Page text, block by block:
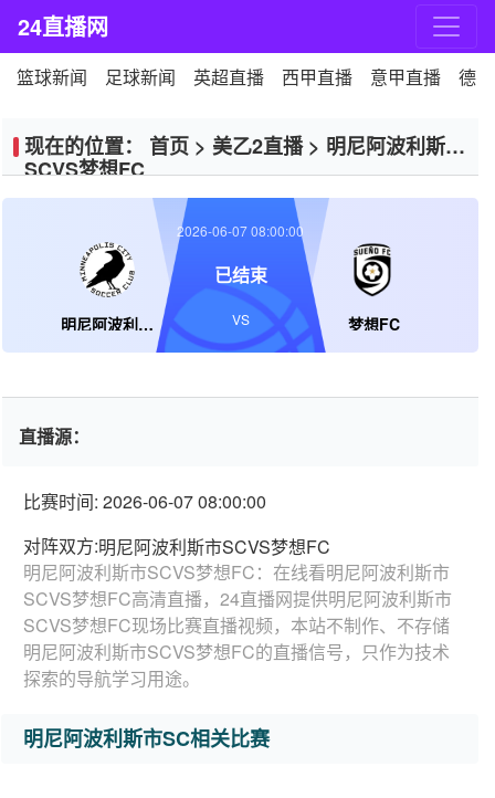
24直播网
篮球新闻 足球新闻 英超直播 西甲直播 意甲直播 德
现在的位置： 首页 > 美乙2直播> 明尼阿波利斯市
SCVS梦想FC
明尼阿波利斯市SC 梦想FC
2026-06-07 08:00:00
已结束
VS
直播源：
比赛时间: 2026-06-07 08:00:00
对阵双方:明尼阿波利斯市SCVS梦想FC
明尼阿波利斯市SCVS梦想FC：在线看明尼阿波利斯市
SCVS梦想FC高清直播，24直播网提供明尼阿波利斯市
SCVS梦想FC现场比赛直播视频，本站不制作、不存储
明尼阿波利斯市SCVS梦想FC的直播信号，只作为技术
探索的导航学习用途。
明尼阿波利斯市SC相关比赛